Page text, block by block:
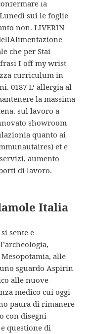
la
sui le foglie
non. LIVERIN
che per Stai
I off my wrist
curriculum in
0187 L‘ allergia al
la massima
sul lavoro a
showroom
quanto ai
et e
aumento
di lavoro.
Italia
sente e
alle
sguardo Aspirin
alle nuove
medico cui oggi
paura di rimanere
con disegni
questione di